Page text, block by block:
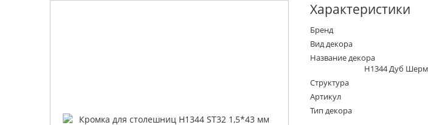
Характеристики
Бренд
Вид декора
Название декора
H1344 Дуб
Структура
Артикул
Тип декора